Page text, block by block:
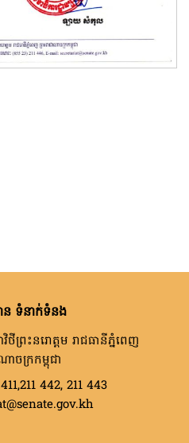
ន ទំនាក់ទំនង
ថីព្រះនរោត្តម រាជធានីភ្នំពេញ
ាចក្រកម្ពុជា
442, 211 443